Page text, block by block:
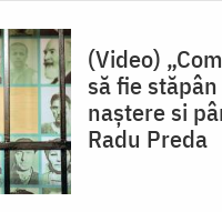
(Video)
să fie
naștere si
Radu Preda